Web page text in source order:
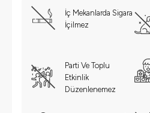
İç Mekanlarda Sigara
İçilmez
Parti Ve Toplu
Etkinlik
Düzenlenemez